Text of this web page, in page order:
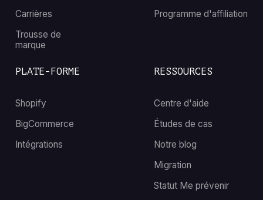
Carrières
Trousse de
marque
RESSOURCES
Centre d'aide
Études de cas
Notre blog
Migration
Statut Me prévenir
Programme d'affiliation
PLATE-FORME
Shopify
BigCommerce
Intégrations